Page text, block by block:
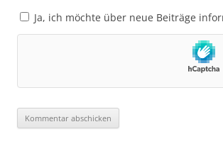
Ja, ich möchte über neue Beiträge